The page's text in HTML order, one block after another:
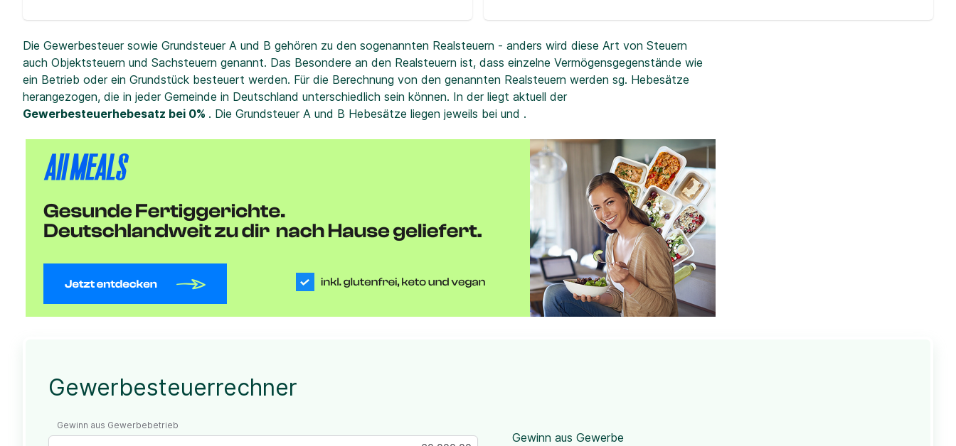
Die Gewerbesteuer sowie Grundsteuer A und B gehören zu den sogenannten Realsteuern - anders wird diese Art von Steuern
auch Objektsteuern und Sachsteuern genannt. Das Besondere an den Realsteuern ist, dass einzelne Vermögensgegenstände wie
ein Betrieb oder ein Grundstück besteuert werden. Für die Berechnung von den genannten Realsteuern werden sg. Hebesätze
herangezogen, die in jeder Gemeinde in Deutschland unterschiedlich sein können. In der liegt aktuell der
Gewerbesteuerhebesatz bei 0% . Die Grundsteuer A und B Hebesätze liegen jeweils bei und .
Gewerbesteuerrechner
Gewinn aus Gewerbebetrieb
Gewinn aus Gewerbe